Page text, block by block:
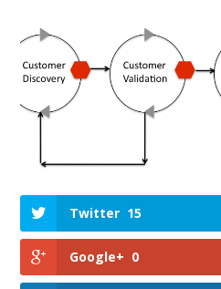
Twitter 15
Google+ 0